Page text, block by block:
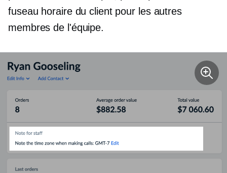
fuseau horaire du client pour les autres
membres de l'équipe.